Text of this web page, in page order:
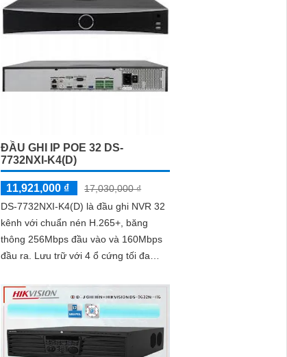
ĐẦU GHI IP POE 32 DS-
7732NXI-K4(D)
11,921,000 ₫
17,030,000 ₫
DS-7732NXI-K4(D) là đầu ghi NVR 32
kênh với chuẩn nén H.265+, băng
thông 256Mbps đầu vào và 160Mbps
đầu ra. Lưu trữ với 4 ổ cứng tối đa
nhận...